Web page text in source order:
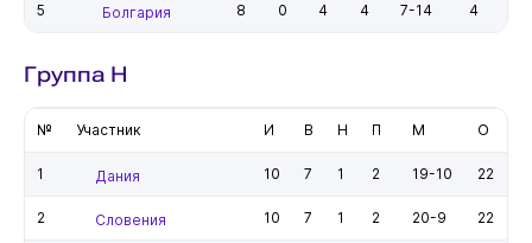
5 Болгария 8 0 4 4 7-14 4
Группа H
№ Участник И В Н П М О
1 Дания 10 7 1 2 19-10 22
2 Словения 10 7 1 2 20-9 22